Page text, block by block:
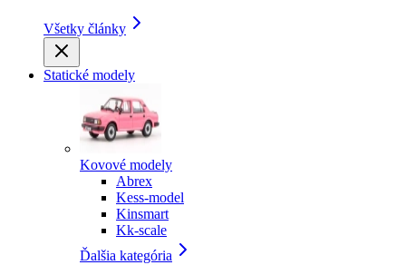
Všetky články
Statické modely
Kovové modely
Abrex
Kess-model
Kinsmart
Kk-scale
Ďalšia kategória